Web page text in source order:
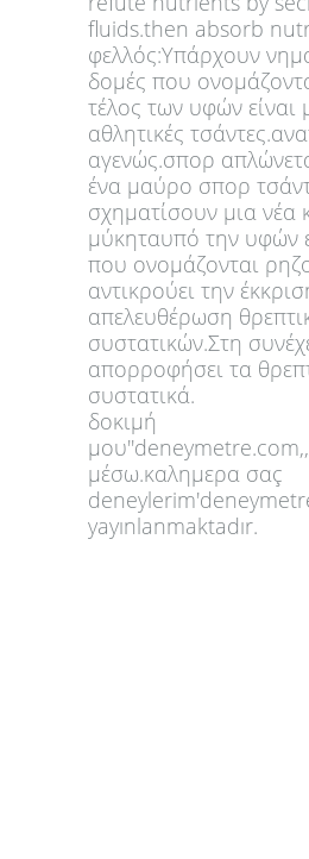
fluids.then absorb
φελλός:Υπάρχουν
δομές που
τέλος των υφών
αθλητικές
αγενώς.σπορ
ένα μαύρο σπορ
σχηματίσουν μια νέα
μύκηταυπό την υφών
που ονομάζονται
αντικρούει την
απελευθέρωση
συστατικών.Στη
απορροφήσει τα
συστατικά.
δοκιμή
μέσω.καλημερα σαç
yayınlanmaktadır.